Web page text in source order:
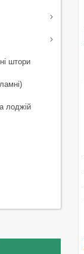
штори
лоджій